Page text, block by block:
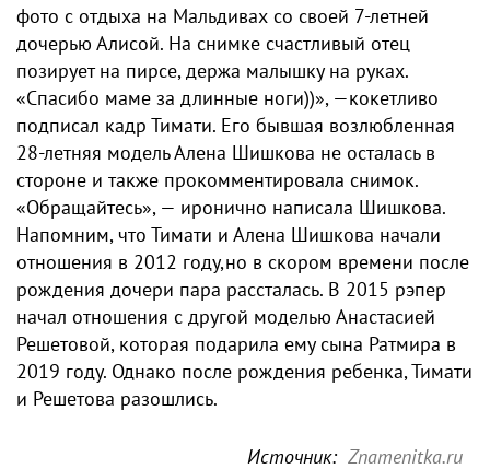
фото с отдыха на Мальдивах со своей 7-летней
дочерью Алисой. На снимке счастливый отец
позирует на пирсе, держа малышку на руках.
«Спасибо маме за длинные ноги))», —кокетливо
подписал кадр Тимати. Его бывшая возлюбленная
28-летняя модель Алена Шишкова не осталась в
стороне и также прокомментировала снимок.
«Обращайтесь», — иронично написала Шишкова.
Напомним, что Тимати и Алена Шишкова начали
отношения в 2012 году,но в скором времени после
рождения дочери пара рассталась. В 2015 рэпер
начал отношения с другой моделью Анастасией
Решетовой, которая подарила ему сына Ратмира в
2019 году. Однако после рождения ребенка, Тимати
и Решетова разошлись.
Источник: Znamenitka.ru